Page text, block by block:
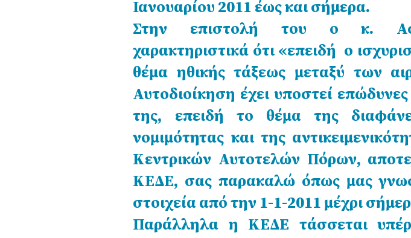
Ιανουαρίου 2011 έως και σήμερα.
Στην επιστολή του ο κ.
χαρακτηριστικά ότι «επειδή ο
θέμα ηθικής τάξεως μεταξύ των
Αυτοδιοίκηση έχει υποστεί
της, επειδή το θέμα της
νομιμότητας και της
Κεντρικών Αυτοτελών Πόρων,
ΚΕΔΕ, σας παρακαλώ όπως μας
στοιχεία από την 1-1-2011 μέχρι
Παράλληλα η ΚΕΔΕ τάσσεται